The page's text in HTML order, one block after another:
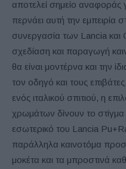
αποτελεί σημείο αναφοράς
περνάει αυτή την εμπειρία
συνεργασία των Lancia και
σχεδίαση και παραγωγή
θα είναι μοντέρνα και την
τον οδηγό και τους
ενός ιταλικού σπιτιού, η
χρωμάτων δίνουν το
εσωτερικό του Lancia
παράλληλα καινοτόμα
μοκέτα και τα μπροστινά